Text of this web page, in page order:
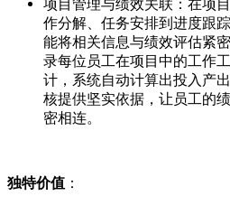
项目管理与绩效关联：在项
作分解、任务安排到进度跟
能将相关信息与绩效评估紧
录每位员工在项目中的工作
计，系统自动计算出投入产
核提供坚实依据，让员工的
密相连。
独特价值 ：